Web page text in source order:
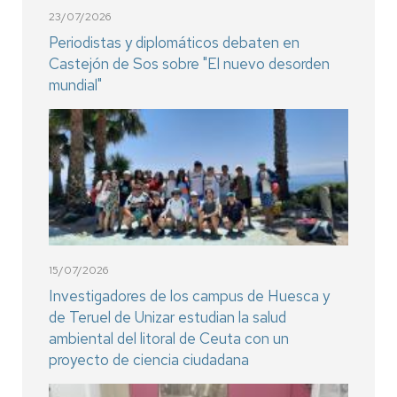
23/07/2026
Periodistas y diplomáticos debaten en
Castejón de Sos sobre "El nuevo desorden
mundial"
15/07/2026
Investigadores de los campus de Huesca y
de Teruel de Unizar estudian la salud
ambiental del litoral de Ceuta con un
proyecto de ciencia ciudadana